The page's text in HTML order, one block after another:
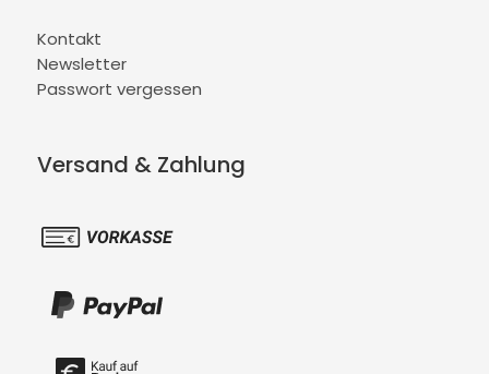
Kontakt
Newsletter
Passwort vergessen
Versand & Zahlung